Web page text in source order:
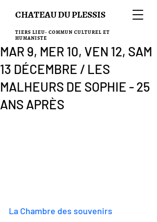
CHATEAU DU PLESSIS
TIERS LIEU- COMMUN CULTUREL ET
HUMANISTE
MAR 9, MER 10, VEN 12, SAM
13 DÉCEMBRE / LES
MALHEURS DE SOPHIE - 25
ANS APRÈS
La Chambre des souvenirs